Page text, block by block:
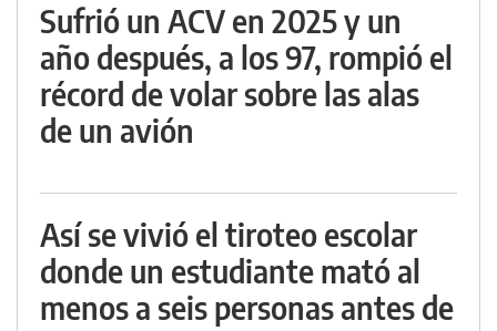
Sufrió un ACV en 2025 y un
año después, a los 97, rompió el
récord de volar sobre las alas
de un avión
Así se vivió el tiroteo escolar
donde un estudiante mató al
menos a seis personas antes de